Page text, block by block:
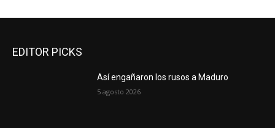
EDITOR PICKS
Así engañaron los rusos a Maduro
5 agosto 2026